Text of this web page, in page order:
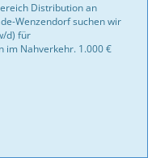
Distribution an
Wenzendorf suchen wir
d) für
im Nahverkehr. 1.000 €